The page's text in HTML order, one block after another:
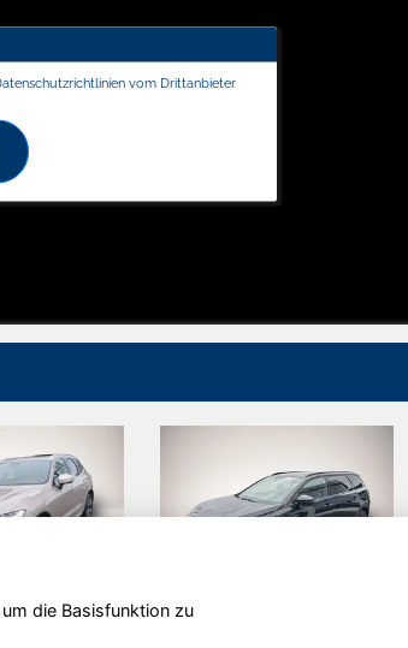
vom Drittanbieter
die Basisfunktion zu